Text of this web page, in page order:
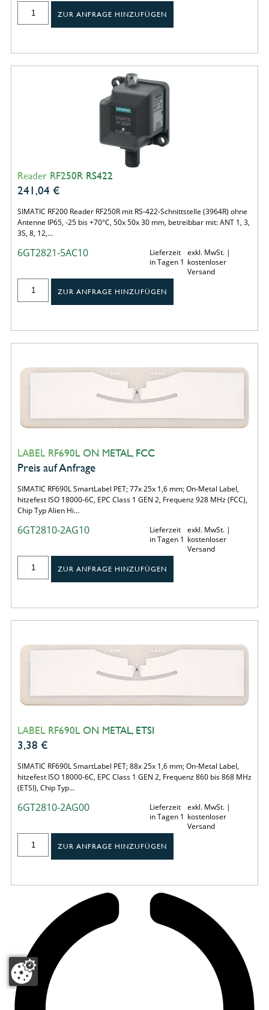
ZUR ANFRAGE HINZUFÜGEN
Reader RF250R RS422
241,04 €
SIMATIC RF200 Reader RF250R mit RS-422-Schnittstelle (3964R) ohne
Antenne IP65, -25 bis +70°C, 50x 50x 30 mm, betreibbar mit: ANT 1, 3,
3S, 8, 12,…
6GT2821-5AC10
Lieferzeit
in Tagen 1
exkl. MwSt. |
kostenloser
Versand
ZUR ANFRAGE HINZUFÜGEN
LABEL RF690L ON METAL, FCC
Preis auf Anfrage
SIMATIC RF690L SmartLabel PET; 77x 25x 1,6 mm; On-Metal Label,
hitzefest ISO 18000-6C, EPC Class 1 GEN 2, Frequenz 928 MHz (FCC),
Chip Typ Alien Hi…
6GT2810-2AG10
Lieferzeit
in Tagen 1
exkl. MwSt. |
kostenloser
Versand
ZUR ANFRAGE HINZUFÜGEN
LABEL RF690L ON METAL, ETSI
3,38 €
SIMATIC RF690L SmartLabel PET; 88x 25x 1,6 mm; On-Metal Label,
hitzefest ISO 18000-6C, EPC Class 1 GEN 2, Frequenz 860 bis 868 MHz
(ETSI), Chip Typ…
6GT2810-2AG00
Lieferzeit
in Tagen 1
exkl. MwSt. |
kostenloser
Versand
ZUR ANFRAGE HINZUFÜGEN